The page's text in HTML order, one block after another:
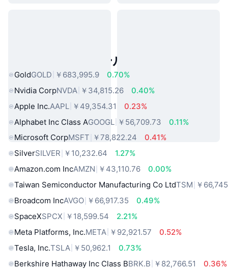
人気のリアルワールドアセット
GoldGOLD ￥683,995.9
0.70%
Nvidia CorpNVDA ￥34,815.26
0.40%
Apple Inc.AAPL ￥49,354.31
0.23%
Alphabet Inc Class AGOOGL ￥56,709.73
0.11%
Microsoft CorpMSFT ￥78,822.24
0.41%
SilverSILVER ￥10,232.64
1.27%
Amazon.com IncAMZN ￥43,110.76
0.00%
Taiwan Semiconductor Manufacturing Co LtdTSM ￥
Broadcom IncAVGO ￥66,917.35
0.49%
SpaceXSPCX ￥18,599.54
2.21%
Meta Platforms, Inc.META ￥92,921.57
0.52%
Tesla, Inc.TSLA ￥50,962.1
0.73%
Berkshire Hathaway Inc Class BBRK.B ￥82,766.51
0.36%